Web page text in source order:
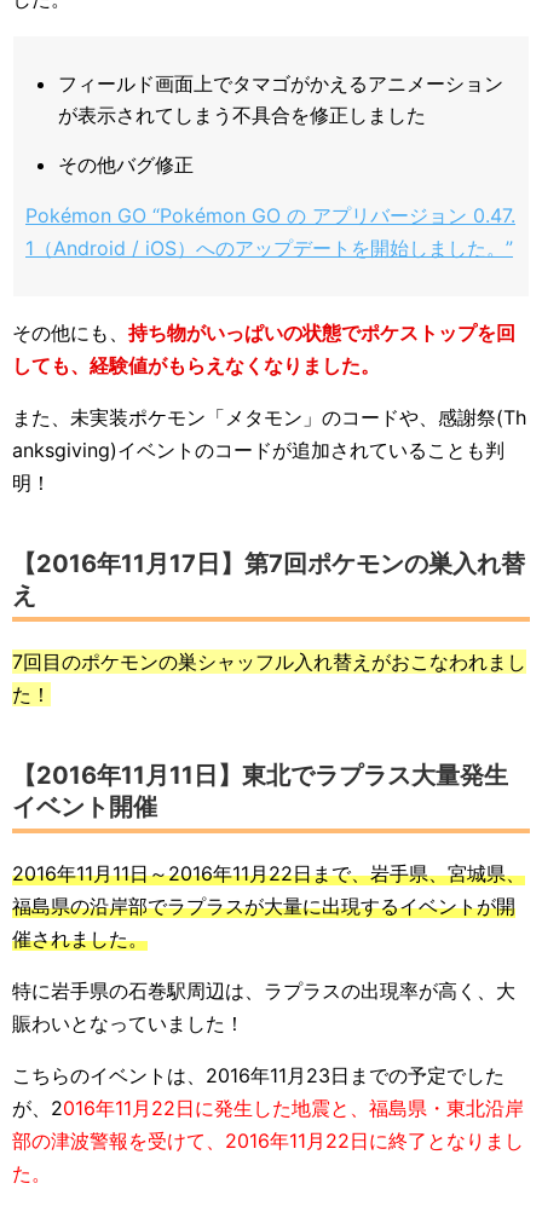
フィールド画面上でタマゴがかえるアニメーション
が表示されてしまう不具合を修正しました
その他バグ修正
Pokémon GO “Pokémon GO の アプリバージョン 0.47.
1（Android / iOS）へのアップデートを開始しました。”
その他にも、 持ち物がいっぱいの状態でポケストップを回
しても、経験値がもらえなくなりました。
また、未実装ポケモン「メタモン」のコードや、感謝祭(Th
anksgiving)イベントのコードが追加されていることも判
明！
【2016年11月17日】第7回ポケモンの巣入れ替
え
7回目のポケモンの巣シャッフル入れ替えがおこなわれまし
た！
【2016年11月11日】東北でラプラス大量発生
イベント開催
2016年11月11日～2016年11月22日まで、岩手県、宮城県、
福島県の沿岸部でラプラスが大量に出現するイベントが開
催されました。
特に岩手県の石巻駅周辺は、ラプラスの出現率が高く、大
賑わいとなっていました！
こちらのイベントは、2016年11月23日までの予定でした
が、2016年11月22日に発生した地震と、福島県・東北沿岸
部の津波警報を受けて、2016年11月22日に終了となりまし
た。